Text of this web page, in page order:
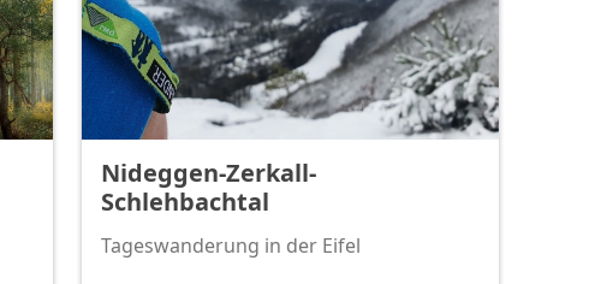
Nideggen-Zerkall-
Schlehbachtal
Tageswanderung in der Eifel